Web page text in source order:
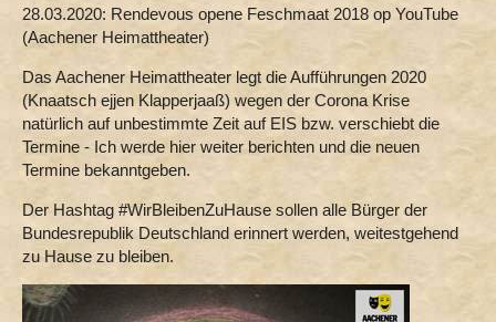
28.03.2020: Rendevous opene Feschmaat 2018 op YouTube
(Aachener Heimattheater)
Das Aachener Heimattheater legt die Aufführungen 2020
(Knaatsch ejjen Klapperjaaß) wegen der Corona Krise
natürlich auf unbestimmte Zeit auf EIS bzw. verschiebt die
Termine - Ich werde hier weiter berichten und die neuen
Termine bekanntgeben.
Der Hashtag #WirBleibenZuHause sollen alle Bürger der
Bundesrepublik Deutschland erinnert werden, weitestgehend
zu Hause zu bleiben.